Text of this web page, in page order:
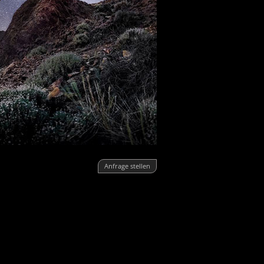
Anfrage stellen